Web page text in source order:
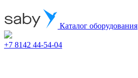
Каталог оборудования
+7 8142 44-54-04